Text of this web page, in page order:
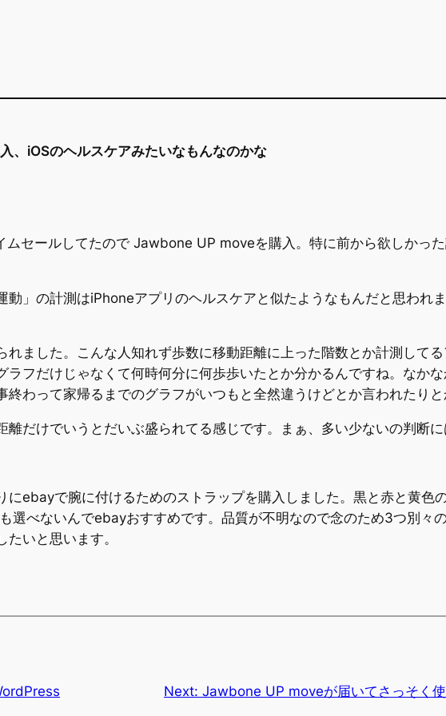
、iOSのヘルスケアみたいなもんなのかな
セールしてたので Jawbone UP moveを購入。特に前から欲しかっ
動」の計測はiPhoneアプリのヘルスケアと似たようなもんだと思われ
れました。こんな人知れず歩数に移動距離に上った階数とか計測して
フだけじゃなくて何時何分に何歩歩いたとか分かるんですね。なか
終わって家帰るまでのグラフがいつもと全然違うけどとか言われたり
だけでいうとだいぶ盛られてる感じです。まぁ、多い少ないの判断に
にebayで腕に付けるためのストラップを購入しました。黒と赤と黄色
選べないんでebayおすすめです。品質が不明なので念のため3つ別々
いと思います。
Next: Jawbone UP moveが届いてさっそく